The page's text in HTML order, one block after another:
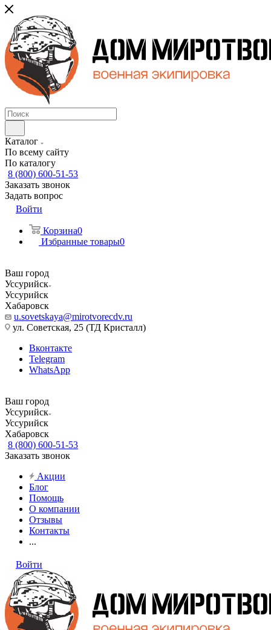
Каталог
По всему сайту
По каталогу
8 (800) 600-51-53
Заказать звонок
Задать вопрос
Войти
Корзина0
Избранные товары0
Ваш город
Уссурийск
Уссурийск
Хабаровск
u.sovetskaya@mirotvorecdv.ru
ул. Советская, 25 (ТД Кристалл)
Вконтакте
Telegram
WhatsApp
Ваш город
Уссурийск
Уссурийск
Хабаровск
8 (800) 600-51-53
Заказать звонок
Акции
Блог
Помощь
О компании
Отзывы
Контакты
...
Войти